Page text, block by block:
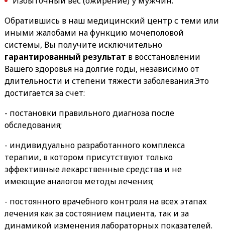
Обратившись в наш медицинский центр с теми или
иными жалобами на функцию мочеполовой
системы, Вы получите исключительно
гарантированный результат в восстановлении
Вашего здоровья на долгие годы, независимо от
длительности и степени тяжести заболевания.Это
достигается за счет:
- постановки правильного диагноза после
обследования;
- индивидуально разработанного комплекса
терапии, в котором присутствуют только
эффективные лекарственные средства и не
имеющие аналогов методы лечения;
- постоянного врачебного контроля на всех этапах
лечения как за состоянием пациента, так и за
динамикой изменения лабораторных показателей.